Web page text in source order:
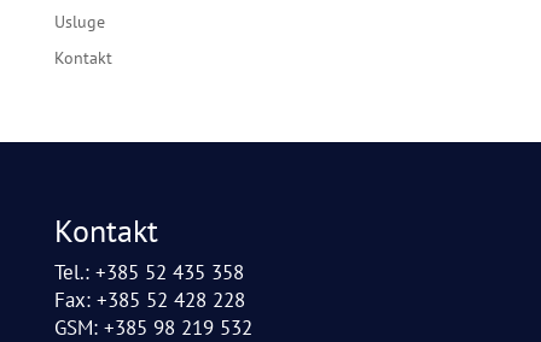
Usluge
Kontakt
Kontakt
Tel.: +385 52 435 358
Fax: +385 52 428 228
GSM: +385 98 219 532